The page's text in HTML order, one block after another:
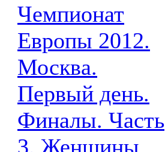
Чемпионат
Европы 2012.
Москва.
Первый день.
Финалы. Часть
3. Женщины